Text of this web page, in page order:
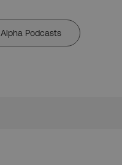
Alpha Podcasts